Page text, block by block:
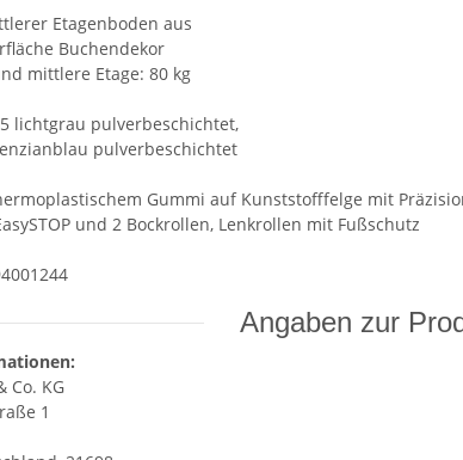
Etagenboden aus
Buchendekor
mittlere Etage: 80 kg
lichtgrau pulverbeschichtet,
enzianblau pulverbeschichtet
Gummi auf Kunststofffelge mit
und 2 Bockrollen, Lenkrollen mit Fußschutz
Angaben zur
Co. KG
1